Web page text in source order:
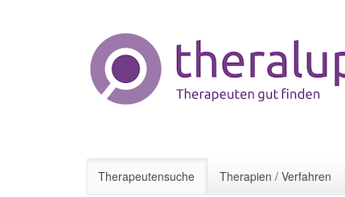
Therapeutensuche Therapien / Verfahren